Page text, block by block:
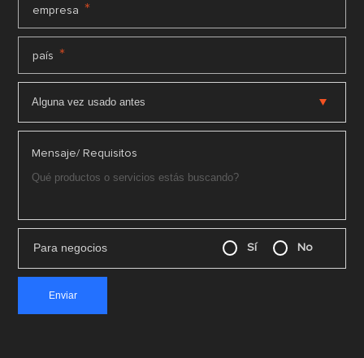
empresa *
país *
Mensaje/ Requisitos
Para negocios Sí No